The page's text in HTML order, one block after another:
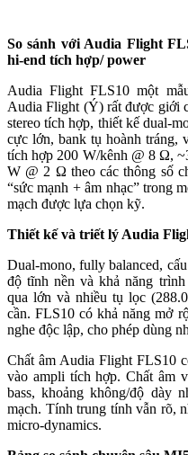
So sánh với Audia Flight
hi-end tích hợp/ power
Audia Flight FLS10 một
Audia Flight (Ý) rất được giới
stereo tích hợp, thiết kế dual-
cực lớn, bank tụ hoành tráng,
tích hợp 200 W/kênh @ 8 Ω,
W @ 2 Ω theo các thông số
“sức mạnh + âm nhạc” trong
mạch được lựa chọn kỹ.
Thiết kế và triết lý Audia
Dual-mono, fully balanced,
độ tĩnh nền và khả năng
qua lớn và nhiều tụ lọc
cần. FLS10 có khả năng mở
nghe độc lập, cho phép dùng
Chất âm Audia Flight FLS10
vào ampli tích hợp. Chất âm
bass, khoảng không/độ dày
mạch. Tính trung tính vẫn rõ,
micro-dynamics.